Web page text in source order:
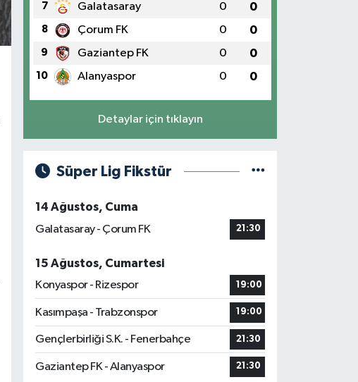
7 Galatasaray 0 0
8 Çorum FK 0 0
9 Gaziantep FK 0 0
10 Alanyaspor 0 0
Detaylar için tıklayın
Süper Lig Fikstür
14 Ağustos, Cuma
Galatasaray - Çorum FK
21:30
15 Ağustos, Cumartesi
Konyaspor - Rizespor
19:00
Kasımpaşa - Trabzonspor 19:00
Gençlerbirliği S.K. - Fenerbahçe 21:30
Gaziantep FK - Alanyaspor 21:30